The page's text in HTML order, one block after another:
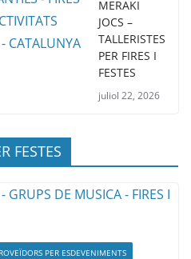
MERAKI
JOCS –
TALLERISTES
PER FIRES I
FESTES
juliol 22, 2026
FESTES
PER ESDEVENIMENTS